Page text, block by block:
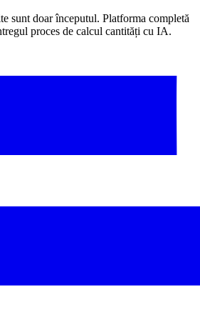
sunt doar începutul. Platforma completă
proces de calcul cantități cu IA.